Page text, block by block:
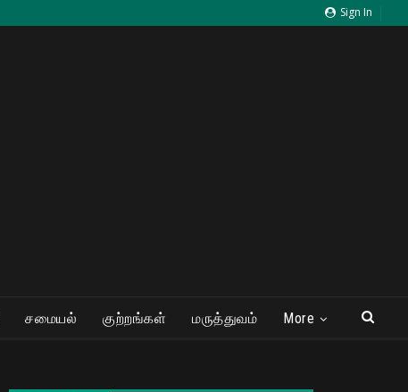
Sign In
சமையல் குற்றங்கள் மருத்துவம் More